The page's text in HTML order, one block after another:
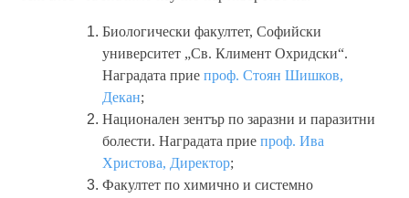
Биологически факултет, Софийски
университет „Св. Климент Охридски“.
Наградата прие проф. Стоян Шишков,
Декан;
Национален зентър по заразни и паразитни
болести. Наградата прие проф. Ива
Христова, Директор;
Факултет по химично и системно